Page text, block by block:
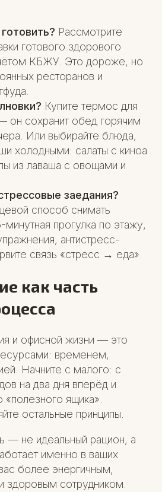
Рассмотрите
готового здорового
КБЖУ. Это дороже, но
ресторанов и
Купите термос для
он сохранит обед горячим
Или выбирайте блюда,
холодными: салаты с киноа
из лаваша с овощами и
заедания?
способ снимать
прогулка по этажу,
антистресс-
связь «стресс → еда».
как часть
и офисной жизни — это
временем,
Начните с малого: с
на два дня вперёд и
«полезного ящика».
остальные принципы.
— не идеальный рацион, а
именно в ваших
более энергичным,
здоровым сотрудником.